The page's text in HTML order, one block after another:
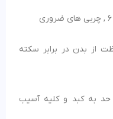
از بدن در برابر سکته
به کبد و کلیه آسیب